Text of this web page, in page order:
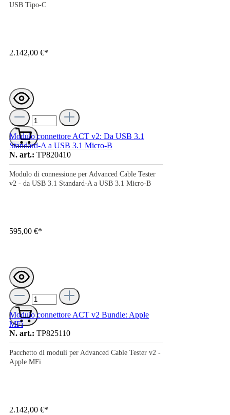
USB Tipo-C
2.142,00 €*
Modulo connettore ACT v2: Da USB 3.1
Standard-A a USB 3.1 Micro-B
N. art.: TP820410
Modulo di connessione per Advanced Cable Tester
v2 - da USB 3.1 Standard-A a USB 3.1 Micro-B
595,00 €*
Modulo connettore ACT v2 Bundle: Apple
MFi
N. art.: TP825110
Pacchetto di moduli per Advanced Cable Tester v2 -
Apple MFi
2.142,00 €*